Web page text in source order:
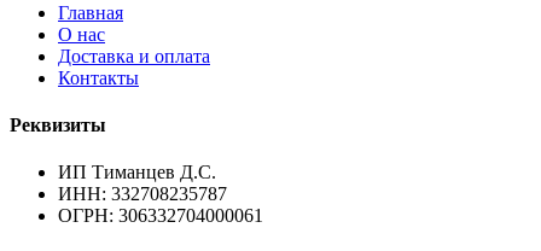
Главная
О нас
Доставка и оплата
Контакты
Реквизиты
ИП Тиманцев Д.С.
ИНН: 332708235787
ОГРН: 306332704000061